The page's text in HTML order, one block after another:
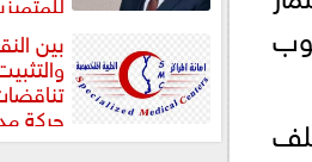
بين
حركة
”مستشفيات...